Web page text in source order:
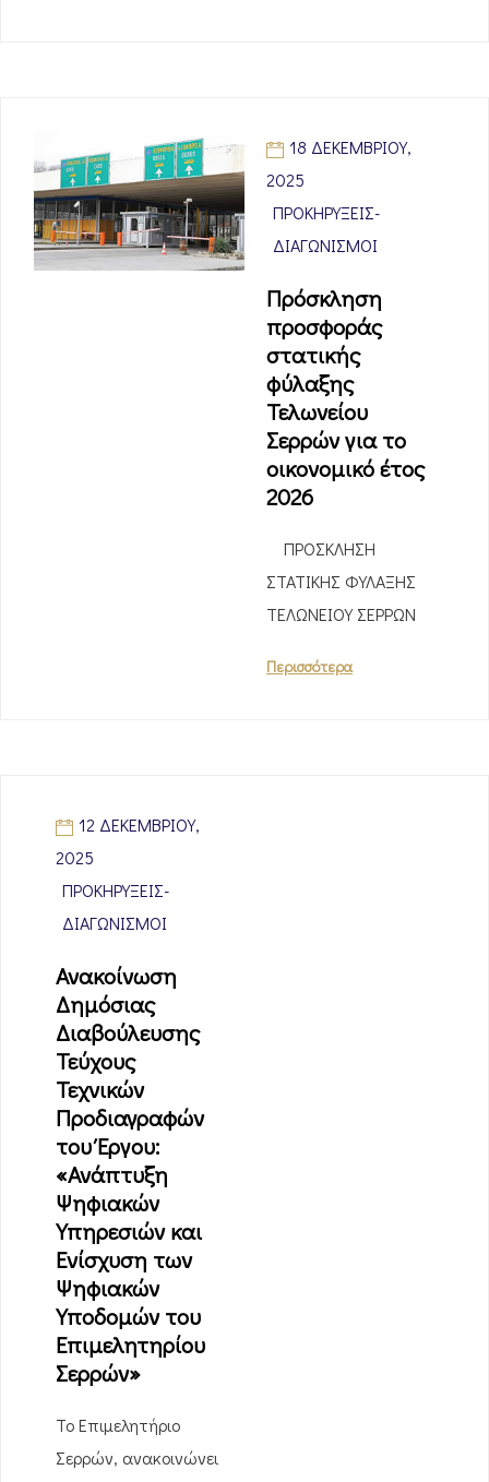
18 ΔΕΚΕΜΒΡΊΟΥ,
2025
ΠΡΟΚΗΡΎΞΕΙΣ-
ΔΙΑΓΩΝΙΣΜΟΊ
Πρόσκληση
προσφοράς
στατικής
φύλαξης
Τελωνείου
Σερρών για το
οικονομικό έτος
2026
ΠΡΟΣΚΛΗΣΗ
ΣΤΑΤΙΚΗΣ ΦΥΛΑΞΗΣ
ΤΕΛΩΝΕΙΟΥ ΣΕΡΡΩΝ
Περισσότερα
12 ΔΕΚΕΜΒΡΊΟΥ,
2025
ΠΡΟΚΗΡΎΞΕΙΣ-
ΔΙΑΓΩΝΙΣΜΟΊ
Ανακοίνωση
Δημόσιας
Διαβούλευσης
Τεύχους
Τεχνικών
Προδιαγραφών
του Έργου:
«Ανάπτυξη
Ψηφιακών
Υπηρεσιών και
Ενίσχυση των
Ψηφιακών
Υποδομών του
Επιμελητηρίου
Σερρών»
Το Επιμελητήριο
Σερρών, ανακοινώνει